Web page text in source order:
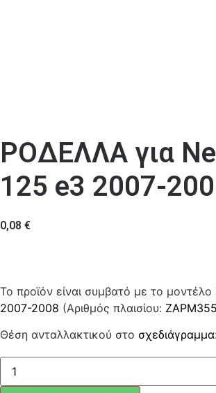
ΡΟΔΕΛΛΑ για
125 e3 2007-
0,08 €
Το προϊόν είναι συμβατό με το μοντέλο
2007-2008 (Αριθμός πλαισίου: ZAPM355
Θέση ανταλλακτικού στο σχεδιάγραμμα
ΡΟΔΕΛΛΑ
ποσότητα